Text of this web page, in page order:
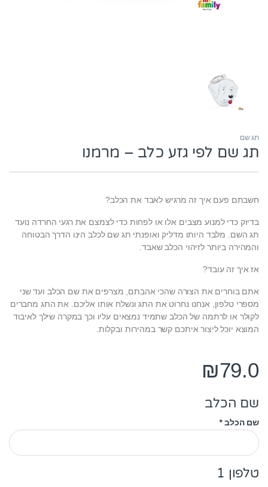
תג שם
תג שם לפי גזע כלב – מרמנו
חשבתם פעם איך זה מרגיש לאבד את הכלב?
בדיוק כדי למנוע מצבים אלו או לפחות כדי לצמצם את רגעי החרדה נועד
תג השם. מלבד היותו מדליק ואופנתי תג שם לכלב הינו הדרך הבטוחה
והמהירה ביותר לזיהוי הכלב שאבד.
אז איך זה עובד?
אתם בוחרים את הצורה שהכי אהבתם, מצרפים את שם הכלב ועד שני
מספרי טלפון, אנחנו נחרוט את התג ונשלח אותו אליכם. את התג מחברים
לקולר או לרתמה של הכלב שתמיד נמצאים עליו וכך במקרה שילך לאיבוד
המוצא יוכל ליצור איתכם קשר במהירות ובקלות.
₪79.0
שם הכלב
שם הכלב*
טלפון 1